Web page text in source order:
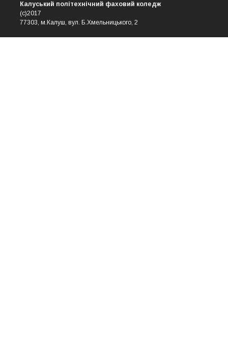
Калуський політехнічний фаховий коледж
(с)2017
77303, м.Калуш, вул. Б.Хмельницького, 2